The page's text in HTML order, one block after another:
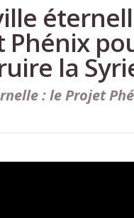
Phénix
la
: le Projet